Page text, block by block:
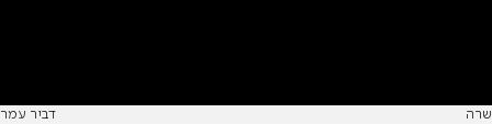
שרה דביר עמר